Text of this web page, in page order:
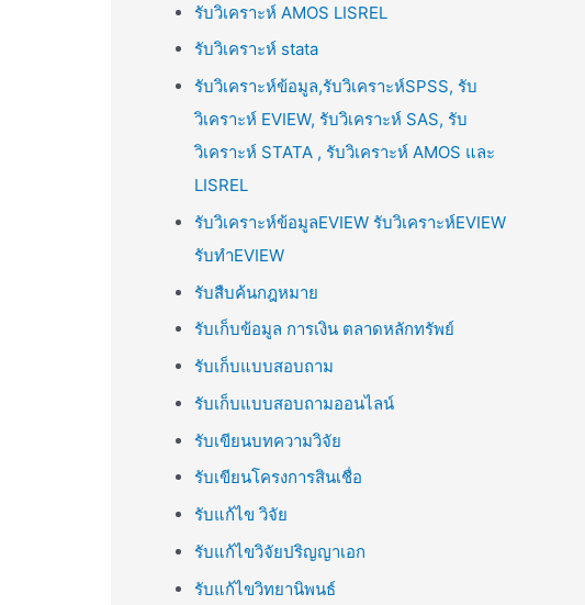
รับวิเคราะห์ AMOS LISREL
รับวิเคราะห์ stata
รับวิเคราะห์ข้อมูล,รับวิเคราะห์SPSS, รับ
วิเคราะห์ EVIEW, รับวิเคราะห์ SAS, รับ
วิเคราะห์ STATA , รับวิเคราะห์ AMOS และ
LISREL
รับวิเคราะห์ข้อมูลEVIEW รับวิเคราะห์EVIEW
รับทำEVIEW
รับสืบค้นกฎหมาย
รับเก็บข้อมูล การเงิน ตลาดหลักทรัพย์
รับเก็บแบบสอบถาม
รับเก็บแบบสอบถามออนไลน์
รับเขียนบทความวิจัย
รับเขียนโครงการสินเชื่อ
รับแก้ไข วิจัย
รับแก้ไขวิจัยปริญญาเอก
รับแก้ไขวิทยานิพนธ์